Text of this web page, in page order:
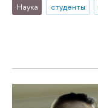
Наука студенты